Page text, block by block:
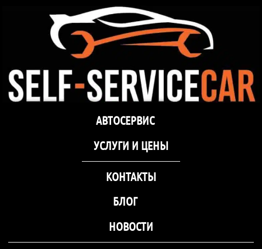
самообслуживания Self-
Service Car Хмельницкий
Автосервис СТО
самообслуживания Self-
Service Car Хмельницкий
Автосервис СТО самообслуживания Self-
АВТОСЕРВИС
УCЛУГИ И ЦЕНЫ
КОНТАКТЫ
БЛОГ
НОВОСТИ